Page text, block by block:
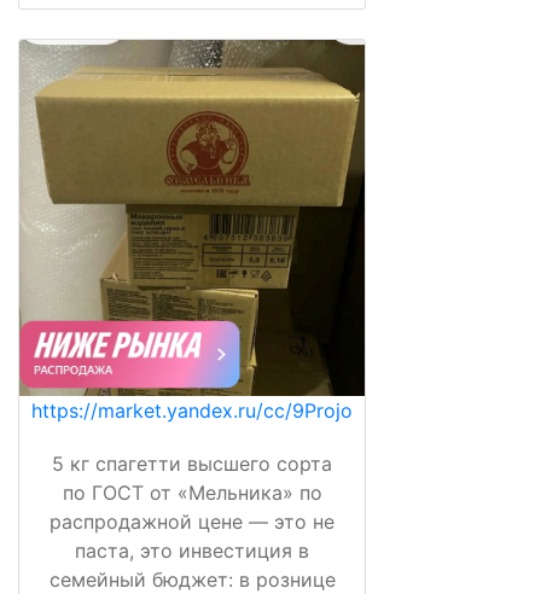
https://market.yandex.ru/cc/9Projo
5 кг спагетти высшего сорта
по ГОСТ от «Мельника» по
распродажной цене — это не
паста, это инвестиция в
семейный бюджет: в рознице